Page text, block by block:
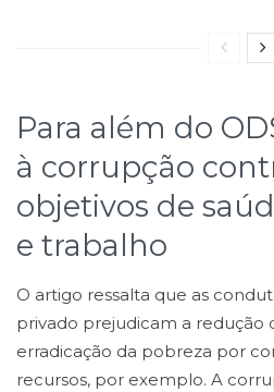
Para além do
à corrupção
objetivos de
e trabalho
O artigo ressalta que as
privado prejudicam a redução
erradicação da pobreza por
recursos, por exemplo. A